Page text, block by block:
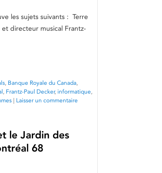
les sujets suivants : Terre
directeur musical Frantz-
, Banque Royale du Canada,
, Frantz-Paul Decker, informatique,
| Laisser un commentaire
le Jardin des
68